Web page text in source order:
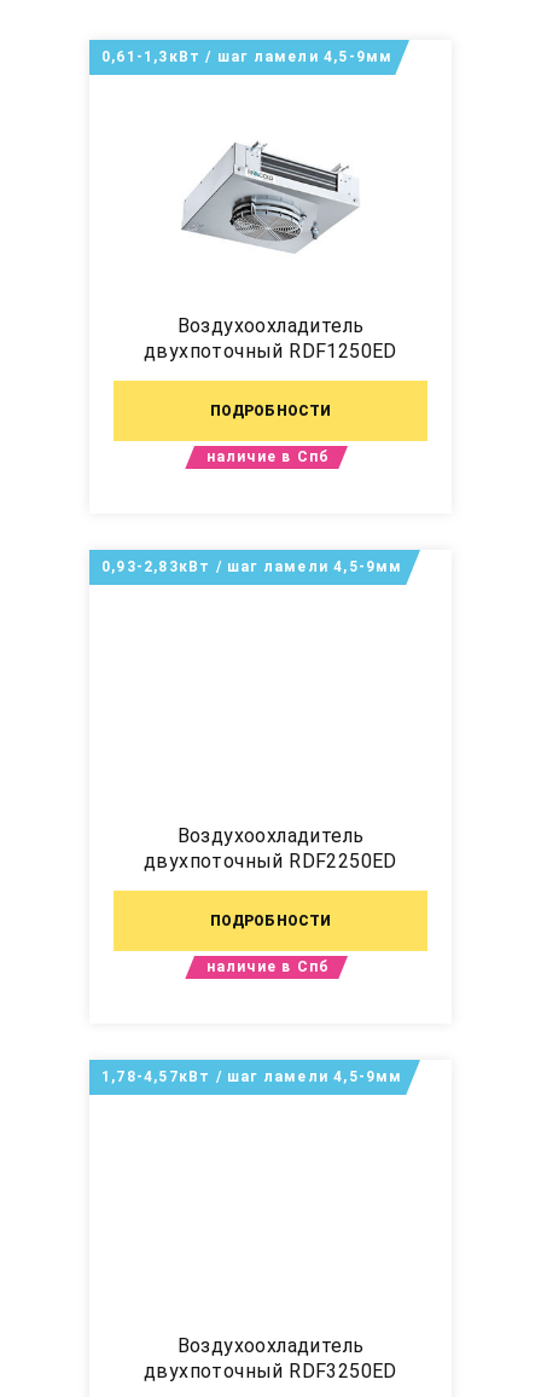
Воздухоохладитель
двухпоточный RDF1250ED
ПОДРОБНОСТИ
0,61-1,3кВт / шаг ламели 4,5-9мм
наличие в Спб
Воздухоохладитель
двухпоточный RDF2250ED
ПОДРОБНОСТИ
0,93-2,83кВт / шаг ламели 4,5-9мм
наличие в Спб
Воздухоохладитель
двухпоточный RDF3250ED
1,78-4,57кВт / шаг ламели 4,5-9мм